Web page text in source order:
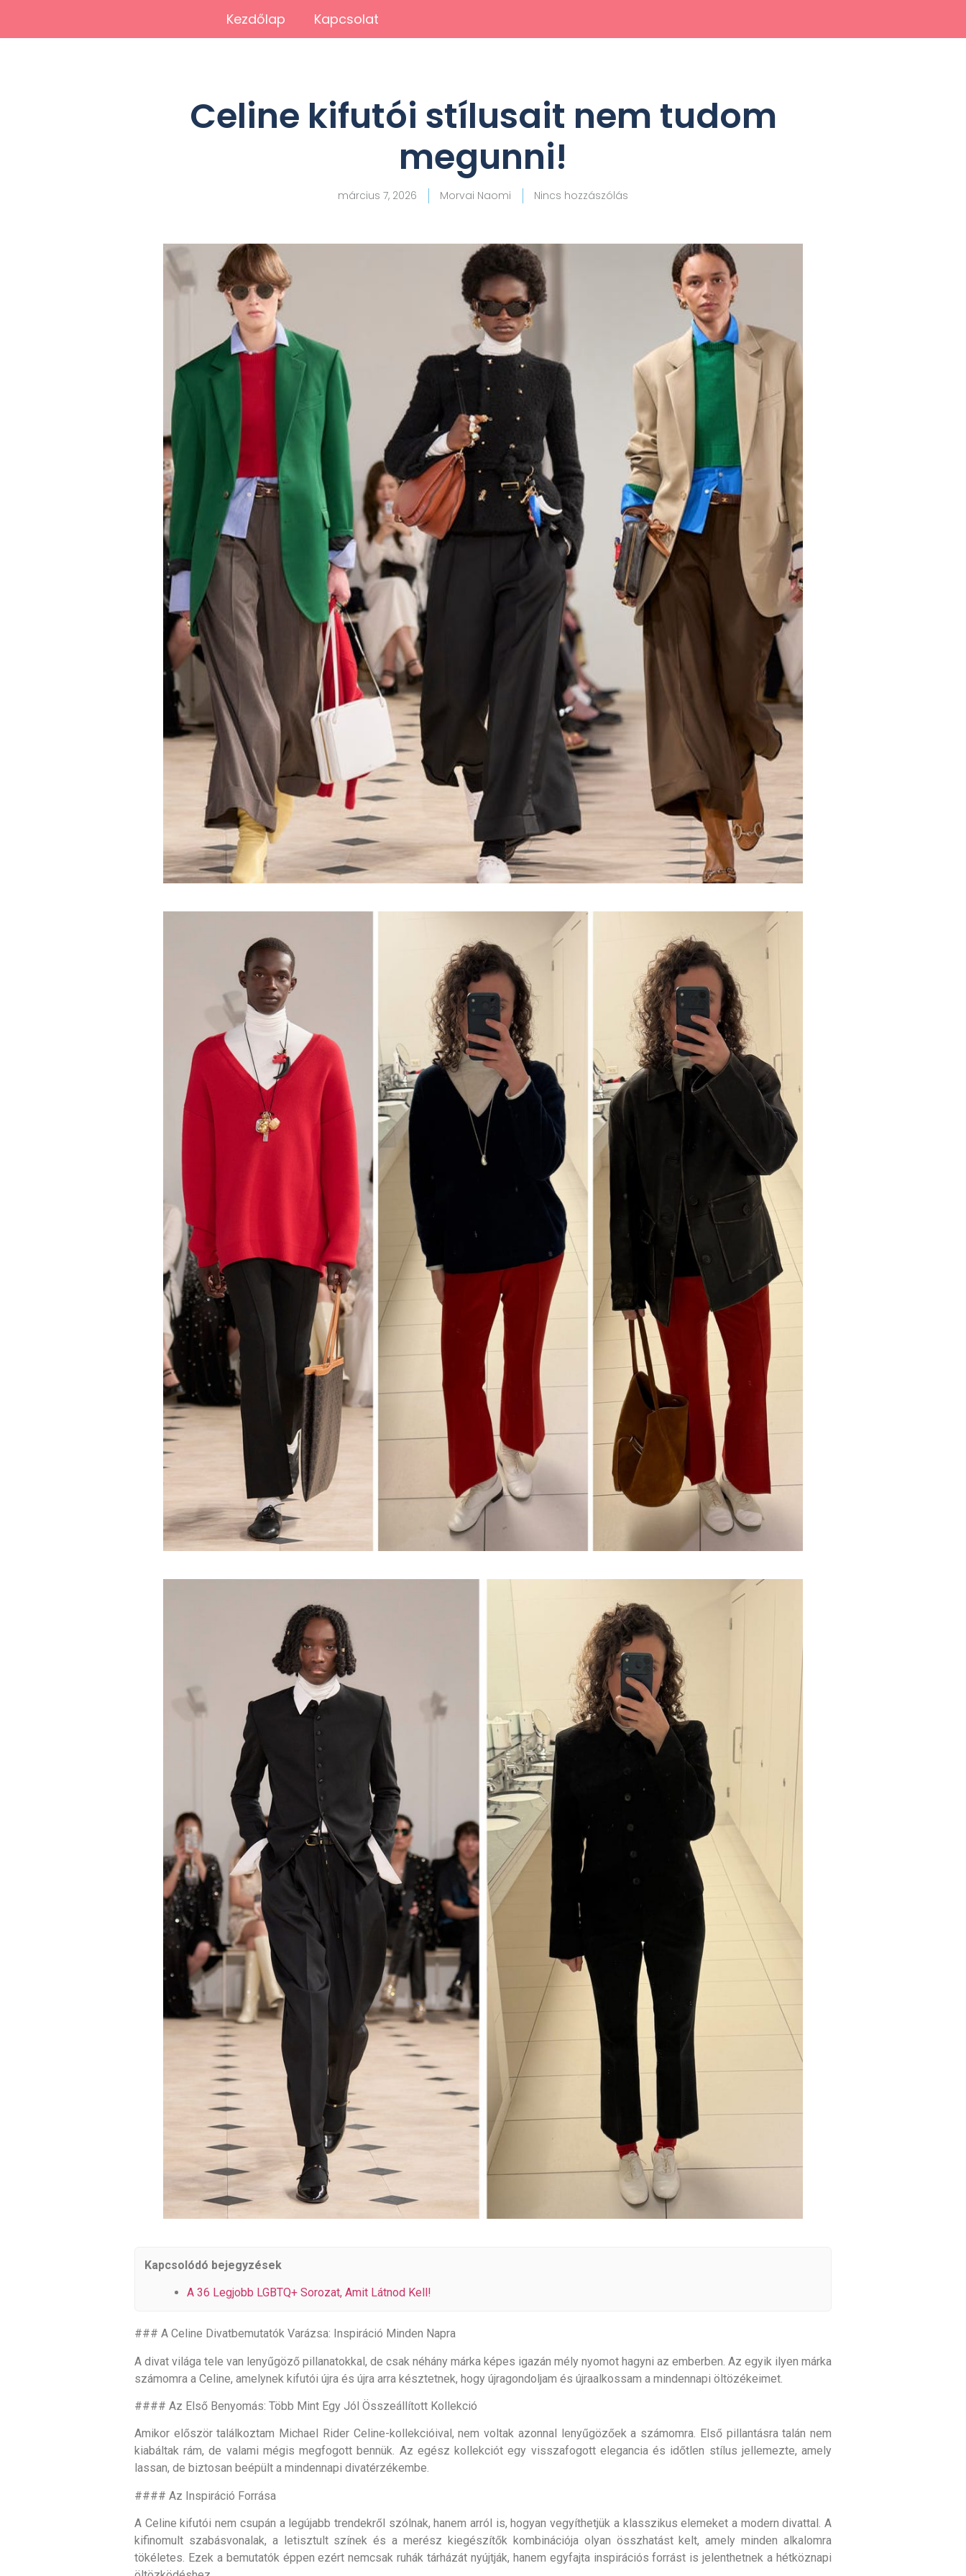
Kezdőlap Kapcsolat
Celine kifutói stílusait nem tudom
megunni!
március 7, 2026 Morvai Naomi Nincs hozzászólás
Kapcsolódó bejegyzések
A 36 Legjobb LGBTQ+ Sorozat, Amit Látnod Kell!
### A Celine Divatbemutatók Varázsa: Inspiráció Minden Napra
A divat világa tele van lenyűgöző pillanatokkal, de csak néhány márka képes igazán mély nyomot hagyni az emberben. Az egyik ilyen márka
számomra a Celine, amelynek kifutói újra és újra arra késztetnek, hogy újragondoljam és újraalkossam a mindennapi öltözékeimet.
#### Az Első Benyomás: Több Mint Egy Jól Összeállított Kollekció
Amikor először találkoztam Michael Rider Celine-kollekcióival, nem voltak azonnal lenyűgözőek a számomra. Első pillantásra talán nem
kiabáltak rám, de valami mégis megfogott bennük. Az egész kollekciót egy visszafogott elegancia és időtlen stílus jellemezte, amely
lassan, de biztosan beépült a mindennapi divatérzékembe.
#### Az Inspiráció Forrása
A Celine kifutói nem csupán a legújabb trendekről szólnak, hanem arról is, hogyan vegyíthetjük a klasszikus elemeket a modern divattal. A
kifinomult szabásvonalak, a letisztult színek és a merész kiegészítők kombinációja olyan összhatást kelt, amely minden alkalomra
tökéletes. Ezek a bemutatók éppen ezért nemcsak ruhák tárházát nyújtják, hanem egyfajta inspirációs forrást is jelenthetnek a hétköznapi